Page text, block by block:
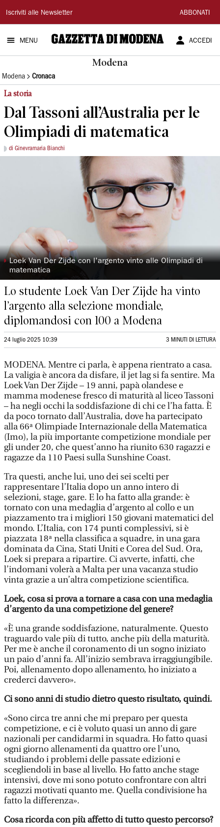
Gazzetta
di
Modena
Iscriviti alle Newsletter ABBONATI
MENU ACCEDI
Modena
Modena Cronaca
La storia
Dal Tassoni all’Australia per le
Olimpiadi di matematica
di Ginevramaria Bianchi
◗Loek Van Der Zijde con l'argento vinto alle Olimpiadi di
matematica
Lo studente Loek Van Der Zijde ha vinto
l’argento alla selezione mondiale,
diplomandosi con 100 a Modena
24 luglio 2025 10:39 3 MINUTI DI LETTURA
MODENA. Mentre ci parla, è appena rientrato a casa.
La valigia è ancora da disfare, il jet lag si fa sentire. Ma
Loek Van Der Zijde – 19 anni, papà olandese e
mamma modenese fresco di maturità al liceo Tassoni
– ha negli occhi la soddisfazione di chi ce l’ha fatta. È
da poco tornato dall’Australia, dove ha partecipato
alla 66ª Olimpiade Internazionale della Matematica
(Imo), la più importante competizione mondiale per
gli under 20, che quest’anno ha riunito 630 ragazzi e
ragazze da 110 Paesi sulla Sunshine Coast.
Tra questi, anche lui, uno dei sei scelti per
rappresentare l’Italia dopo un anno intero di
selezioni, stage, gare. E lo ha fatto alla grande: è
tornato con una medaglia d’argento al collo e un
piazzamento tra i migliori 150 giovani matematici del
mondo. L’Italia, con 174 punti complessivi, si è
piazzata 18ª nella classifica a squadre, in una gara
dominata da Cina, Stati Uniti e Corea del Sud. Ora,
Loek si prepara a ripartire. Ci avverte, infatti, che
l’indomani volerà a Malta per una vacanza studio
vinta grazie a un’altra competizione scientifica.
Loek, cosa si prova a tornare a casa con una medaglia
d’argento da una competizione del genere?
«È una grande soddisfazione, naturalmente. Questo
traguardo vale più di tutto, anche più della maturità.
Per me è anche il coronamento di un sogno iniziato
un paio d’anni fa. All’inizio sembrava irraggiungibile.
Poi, allenamento dopo allenamento, ho iniziato a
crederci davvero».
Ci sono anni di studio dietro questo risultato, quindi.
«Sono circa tre anni che mi preparo per questa
competizione, e ci è voluto quasi un anno di gare
nazionali per candidarmi in squadra. Ho fatto quasi
ogni giorno allenamenti da quattro ore l’uno,
studiando i problemi delle passate edizioni e
scegliendoli in base al livello. Ho fatto anche stage
intensivi, dove mi sono potuto confrontare con altri
ragazzi motivati quanto me. Quella condivisione ha
fatto la differenza».
Cosa ricorda con più affetto di tutto questo percorso?